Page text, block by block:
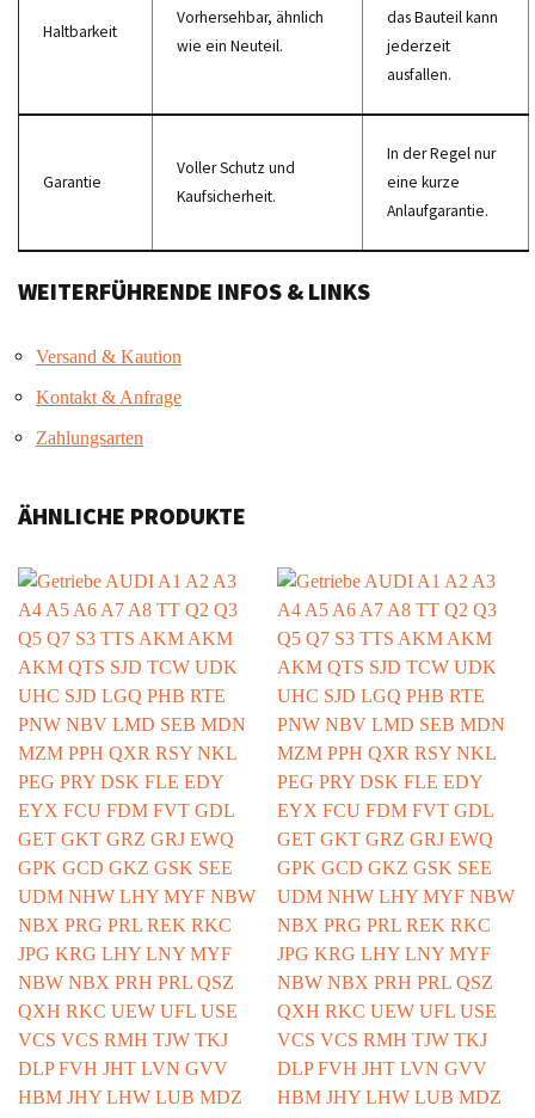
Haltbarkeit
Vorhersehbar, ähnlich
wie ein Neuteil.
das Bauteil kann
jederzeit
ausfallen.
Garantie
Voller Schutz und
Kaufsicherheit.
In der Regel nur
eine kurze
Anlaufgarantie.
WEITERFÜHRENDE INFOS & LINKS
Versand & Kaution
Kontakt & Anfrage
Zahlungsarten
ÄHNLICHE PRODUKTE